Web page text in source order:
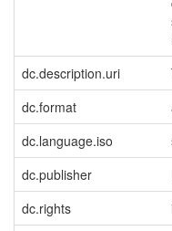
dc.description.uri
dc.format
dc.language.iso
dc.publisher
dc.rights